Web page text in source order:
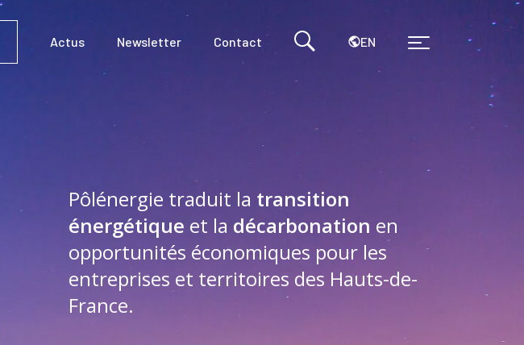
Actus Newsletter Contact EN
Pôlénergie traduit la transition
énergétique et la décarbonation en
opportunités économiques pour les
entreprises et territoires des Hauts-de-
France.